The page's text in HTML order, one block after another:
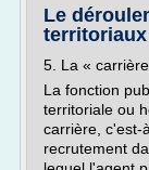
Le
territoriaux
5. La «
La fonction
territoriale ou
carrière, c'est-
recrutement